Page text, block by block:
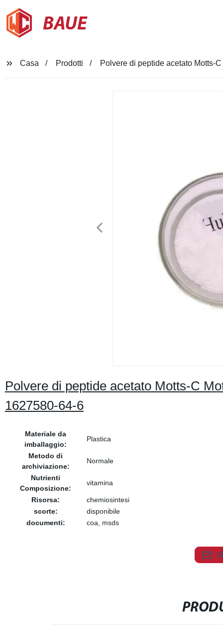
BAUE
Casa Prodotti Polvere di peptide acetato Motts-
Polvere di peptide acetato Motts-C
1627580-64-6
Materiale da
imballaggio:
Plastica
Metodo di
archiviazione:
Normale
Nutrienti
Composizione:
vitamina
Risorsa:
chemiosintesi
scorte:
disponibile
documenti:
coa, msds